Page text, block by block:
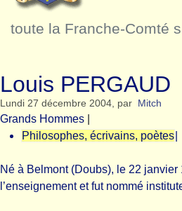
toute la Franche-Comté
Louis PERGAUD
Lundi 27 décembre 2004, par Mitch
Grands Hommes
Philosophes, écrivains, poètes
Né à Belmont (Doubs), le 22 janvier
l’enseignement et fut nommé